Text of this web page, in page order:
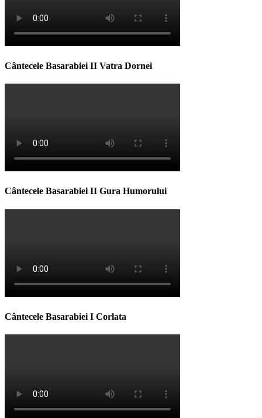
Cântecele Basarabiei II Vatra Dornei
Cântecele Basarabiei II Gura Humorului
Cântecele Basarabiei I Corlata